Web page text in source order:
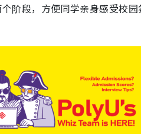
段，方便同学亲身感受校园